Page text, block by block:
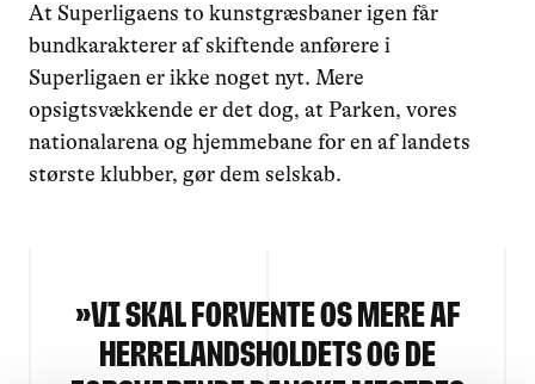
At Superligaens to kunstgræsbaner igen får
bundkarakterer af skiftende anførere i
Superligaen er ikke noget nyt. Mere
opsigtsvækkende er det dog, at Parken, vores
nationalarena og hjemmebane for en af landets
største klubber, gør dem selskab.
»vi skal forvente os mere af
Herrelandsholdets og de